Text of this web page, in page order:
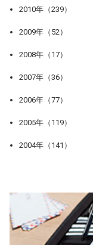
2010年（239）
2009年（52）
2008年（17）
2007年（36）
2006年（77）
2005年（119）
2004年（141）